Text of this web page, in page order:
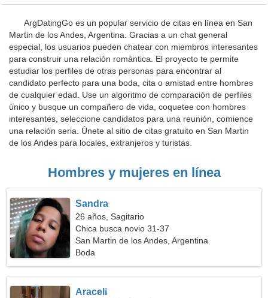
ArgDatingGo es un popular servicio de citas en línea en San
Martin de los Andes, Argentina. Gracias a un chat general
especial, los usuarios pueden chatear con miembros interesantes
para construir una relación romántica. El proyecto te permite
estudiar los perfiles de otras personas para encontrar al
candidato perfecto para una boda, cita o amistad entre hombres
de cualquier edad. Use un algoritmo de comparación de perfiles
único y busque un compañero de vida, coquetee con hombres
interesantes, seleccione candidatos para una reunión, comience
una relación seria. Únete al sitio de citas gratuito en San Martin
de los Andes para locales, extranjeros y turistas.
Hombres y mujeres en línea
Sandra
26 años, Sagitario
Chica busca novio 31-37
San Martin de los Andes, Argentina
Boda
Araceli